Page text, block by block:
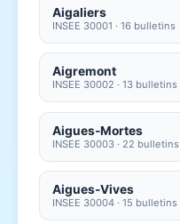
Aigaliers
INSEE 30001 · 16 bulletins
Aigremont
INSEE 30002 · 13 bulletins
Aigues-Mortes
INSEE 30003 · 22 bulletins
Aigues-Vives
INSEE 30004 · 15 bulletins